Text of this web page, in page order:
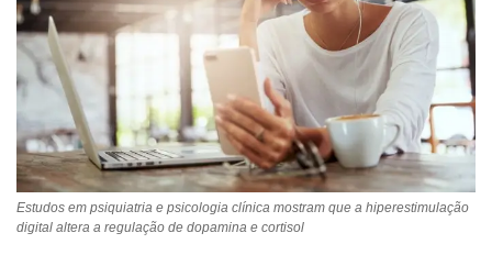
Estudos em psiquiatria e psicologia clínica mostram que a hiperestimulação
digital altera a regulação de dopamina e cortisol